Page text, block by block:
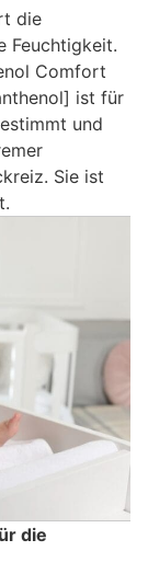
die
Feuchtigkeit.
Comfort
ist für
und
Sie ist
die